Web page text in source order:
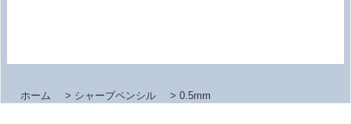
ホーム > シャープペンシル > 0.5mm